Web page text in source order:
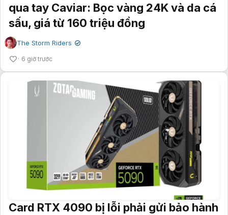
qua tay Caviar: Bọc vàng 24K và da cá
sấu, giá từ 160 triệu đồng
The Storm Riders ✔
6 giờ trước
Card RTX 4090 bị lỗi phải gửi bảo hành